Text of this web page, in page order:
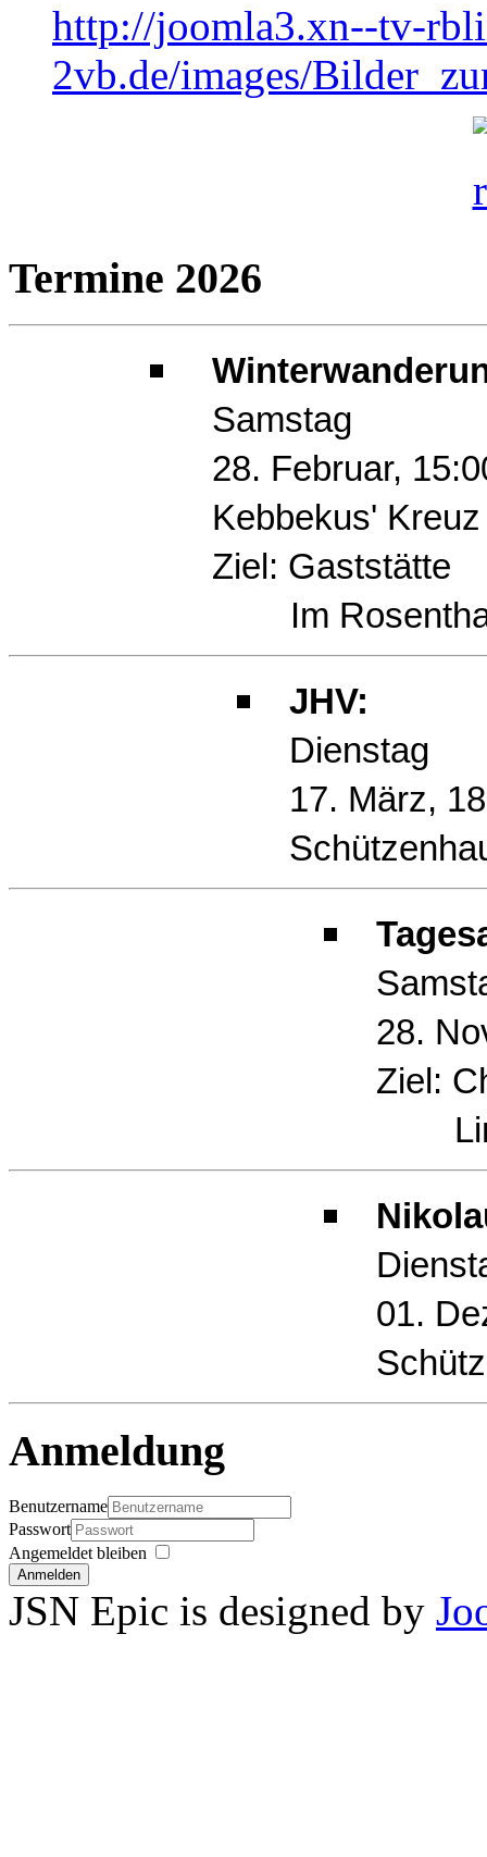
http://joomla3.xn--tv-
2vb.de/images/
Termine 2026
Samstag
28. Februar,
Kebbekus' Kreuz
Ziel: Gaststätte
Im
JHV:
Dienstag
17. März,
28.
Ziel:
01.
Anmeldung
Benutzername
Passwort
Angemeldet bleiben
Anmelden
JSN Epic is designed by